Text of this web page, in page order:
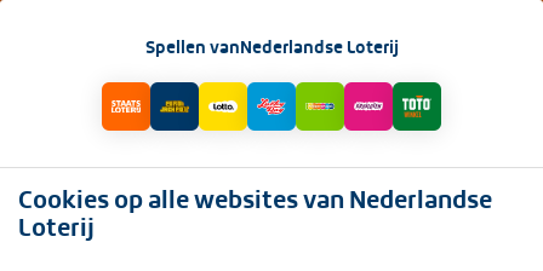
Spellen vanNederlandse Loterij
Cookies op alle websites van Nederlandse
Loterij